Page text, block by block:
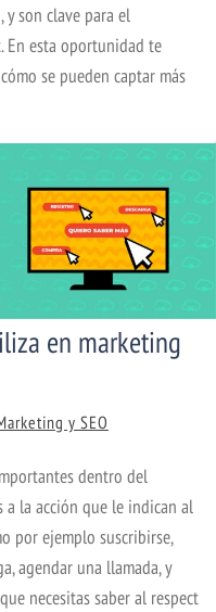
son clave para el
En esta oportunidad te
se pueden captar más
en marketing
y SEO
dentro del
la acción que le indican al
por ejemplo suscribirse,
agendar una llamada, y
necesitas saber al respect